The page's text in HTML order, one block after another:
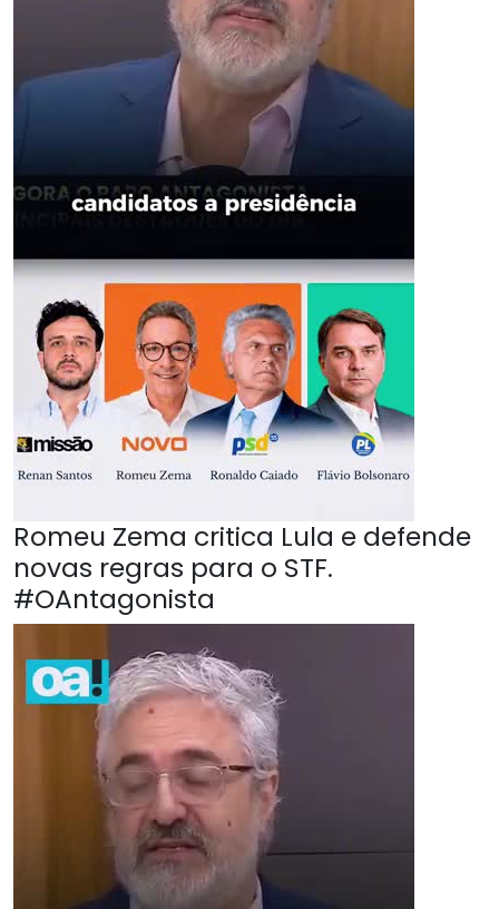
Romeu Zema critica Lula e defende
novas regras para o STF.
#OAntagonista